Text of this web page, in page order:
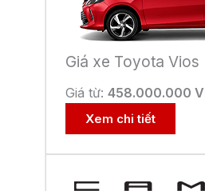
Giá xe Toyota Vios
Giá từ: 458.000.000
Xem chi tiết